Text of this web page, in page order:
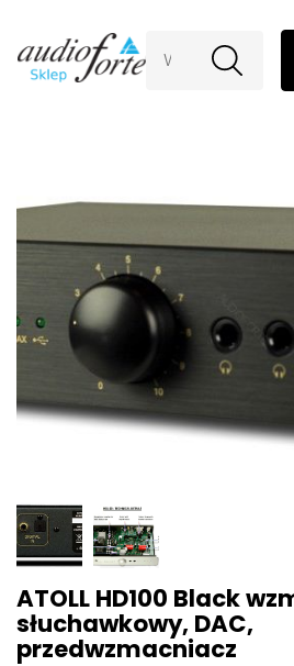
Wyszukaj
ATOLL HD100 Black
słuchawkowy, DAC,
przedwzmacniacz